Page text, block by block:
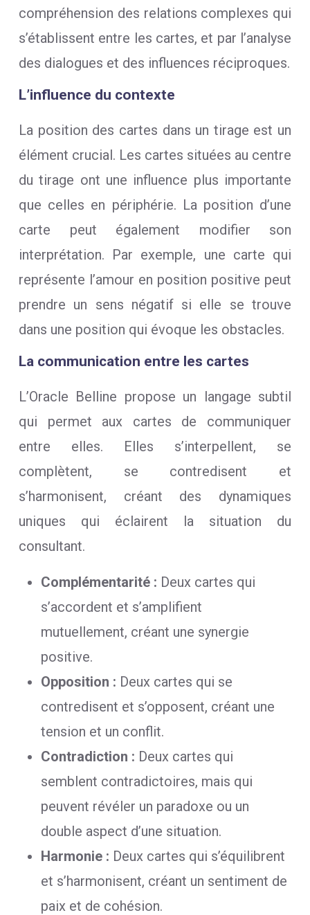
compréhension des relations complexes qui
s’établissent entre les cartes, et par l’analyse
des dialogues et des influences réciproques.
L’influence du contexte
La position des cartes dans un tirage est un
élément crucial. Les cartes situées au centre
du tirage ont une influence plus importante
que celles en périphérie. La position d’une
carte peut également modifier son
interprétation. Par exemple, une carte qui
représente l’amour en position positive peut
prendre un sens négatif si elle se trouve
dans une position qui évoque les obstacles.
La communication entre les cartes
L’Oracle Belline propose un langage subtil
qui permet aux cartes de communiquer
entre elles. Elles s’interpellent, se
complètent, se contredisent et
s’harmonisent, créant des dynamiques
uniques qui éclairent la situation du
consultant.
Complémentarité : Deux cartes qui
s’accordent et s’amplifient
mutuellement, créant une synergie
positive.
Opposition : Deux cartes qui se
contredisent et s’opposent, créant une
tension et un conflit.
Contradiction : Deux cartes qui
semblent contradictoires, mais qui
peuvent révéler un paradoxe ou un
double aspect d’une situation.
Harmonie : Deux cartes qui s’équilibrent
et s’harmonisent, créant un sentiment de
paix et de cohésion.